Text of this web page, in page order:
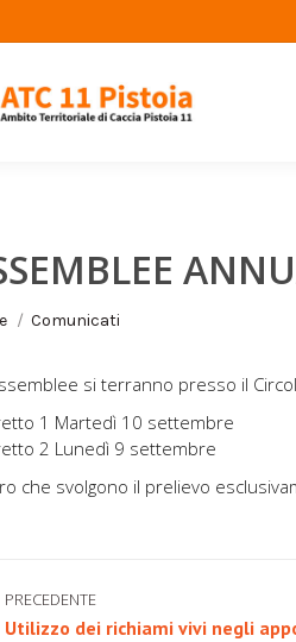
qui:
Comunicati
si terranno presso il
1 Martedì 10 settembre
2 Lunedì 9 settembre
che svolgono il prelievo
PRECEDENTE
Post
Utilizzo dei richiami vivi negli